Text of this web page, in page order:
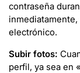
contraseña
electrónico.
Subir fotos:
perfil, ya sea en